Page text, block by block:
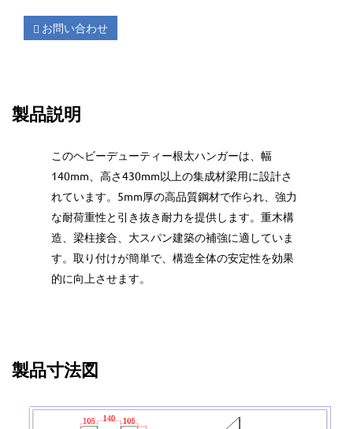
お問い合わせ
製品説明
このヘビーデューティー根太ハンガーは、幅
140mm、高さ430mm以上の集成材梁用に設計さ
れています。5mm厚の高品質鋼材で作られ、強力
な耐荷重性と引き抜き耐力を提供します。重木構
造、梁柱接合、大スパン建築の補強に適していま
す。取り付けが簡単で、構造全体の安定性を効果
的に向上させます。
製品寸法図